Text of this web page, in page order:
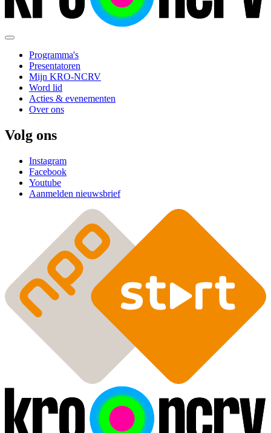
Programma's
Presentatoren
Mijn KRO-NCRV
Word lid
Acties & evenementen
Over ons
Volg ons
Instagram
Facebook
Youtube
Aanmelden nieuwsbrief